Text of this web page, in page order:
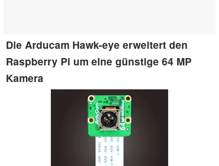
Die Arducam Hawk-eye erweitert den
Raspberry Pi um eine günstige 64 MP
Kamera